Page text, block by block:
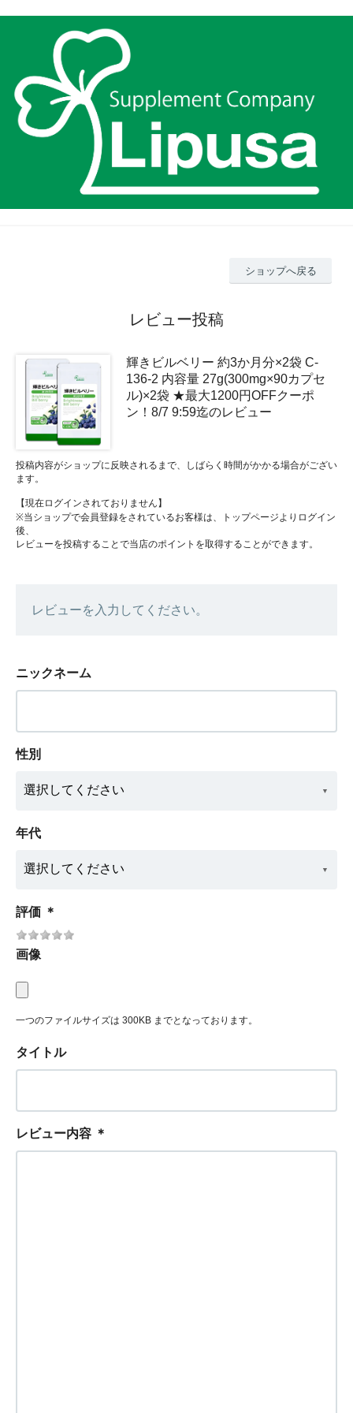
ショップへ戻る
レビュー投稿
輝きビルベリー 約3か月分×2袋 C-
136-2 内容量 27g(300mg×90カプセ
ル)×2袋 ★最大1200円OFFクーポ
ン！8/7 9:59迄のレビュー
投稿内容がショップに反映されるまで、しばらく時間がかかる場合がござい
ます。
【現在ログインされておりません】
※当ショップで会員登録をされているお客様は、トップページよりログイン
後、
レビューを投稿することで当店のポイントを取得することができます。
レビューを入力してください。
ニックネーム
性別
年代
評価 ＊
画像
一つのファイルサイズは 300KB までとなっております。
タイトル
レビュー内容 ＊